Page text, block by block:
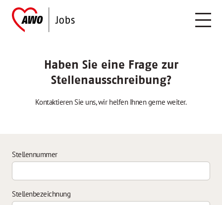
Haben Sie eine Frage zur
Stellenausschreibung?
Kontaktieren Sie uns, wir helfen Ihnen gerne weiter.
Stellennummer
Stellenbezeichnung